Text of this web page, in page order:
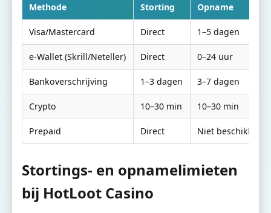
Methode Storting Opname
Visa/Mastercard Direct 1–5 dagen
e-Wallet (Skrill/Neteller) Direct 0–24 uur
Bankoverschrijving 1–3 dagen 3–7 dagen
Crypto 10–30 min 10–30 min
Prepaid Direct Niet beschikbaar
Stortings- en opnamelimieten
bij HotLoot Casino